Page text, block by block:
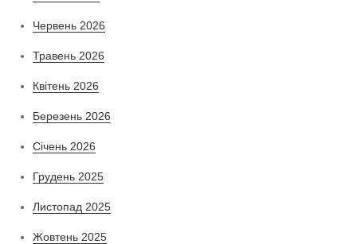
Червень 2026
Травень 2026
Квітень 2026
Березень 2026
Січень 2026
Грудень 2025
Листопад 2025
Жовтень 2025